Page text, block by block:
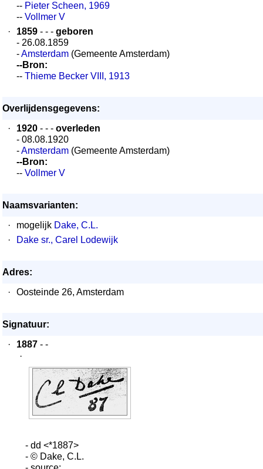
-- Pieter Scheen, 1969
-- Vollmer V
·
1859 - - - geboren
- 26.08.1859
-Amsterdam (Gemeente Amsterdam)
--Bron:
-- Thieme Becker VIII, 1913
Overlijdensgegevens:
·
1920 - - - overleden
- 08.08.1920
-Amsterdam (Gemeente Amsterdam)
--Bron:
-- Vollmer V
Naamsvarianten:
·
mogelijk Dake, C.L.
·
Dake sr., Carel Lodewijk
Adres:
·
Oosteinde 26, Amsterdam
Signatuur:
·
1887 - -
·
- dd <*1887>
- © Dake, C.L.